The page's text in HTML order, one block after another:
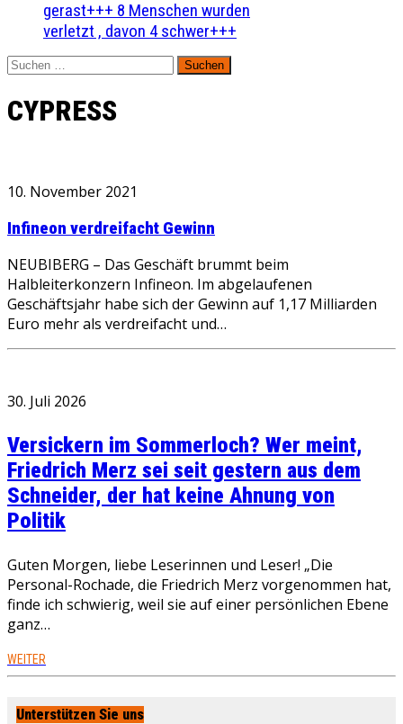
gerast+++ 8 Menschen wurden
verletzt , davon 4 schwer+++
Suchen
nach:
CYPRESS
10. November 2021
Infineon verdreifacht Gewinn
NEUBIBERG – Das Geschäft brummt beim
Halbleiterkonzern Infineon. Im abgelaufenen
Geschäftsjahr habe sich der Gewinn auf 1,17 Milliarden
Euro mehr als verdreifacht und…
30. Juli 2026
Versickern im Sommerloch? Wer meint,
Friedrich Merz sei seit gestern aus dem
Schneider, der hat keine Ahnung von
Politik
Guten Morgen, liebe Leserinnen und Leser! „Die
Personal-Rochade, die Friedrich Merz vorgenommen hat,
finde ich schwierig, weil sie auf einer persönlichen Ebene
ganz…
WEITER
Unterstützen Sie uns